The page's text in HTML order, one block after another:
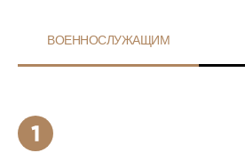
ВОЕННОСЛУЖАЩИМ